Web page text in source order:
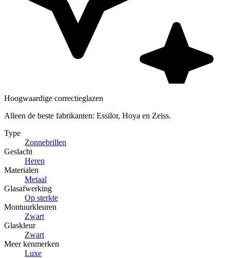
Hoogwaardige correctieglazen
Alleen de beste fabrikanten: Essilor, Hoya en Zeiss.
Type
Zonnebrillen
Geslacht
Heren
Materialen
Metaal
Glasafwerking
Op sterkte
Montuurkleuren
Zwart
Glaskleur
Zwart
Meer kenmerken
Luxe